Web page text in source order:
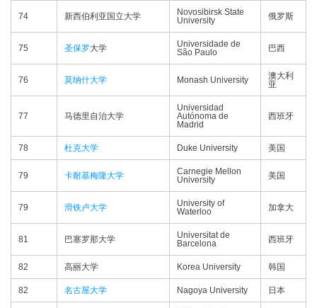
74 新西伯利亚国立大学
Novosibirsk State
University
俄罗斯
75 圣保罗大学
Universidade de
São Paulo
巴西
76 莫纳什大学 Monash University
澳大利
亚
77 马德里自治大学
Universidad
Autónoma de
Madrid
西班牙
78 杜克大学 Duke University 美国
79 卡耐基梅隆大学
Carnegie Mellon
University
美国
79 滑铁卢大学
University of
Waterloo
加拿大
81 巴塞罗那大学
Universitat de
Barcelona
西班牙
82 高丽大学 Korea University 韩国
82 名古屋大学 Nagoya University 日本